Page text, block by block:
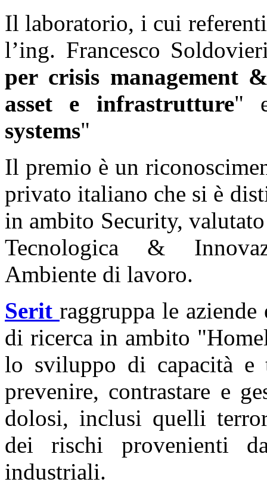
Il laboratorio, i cui
l’ing. Francesco
per crisis management
asset e infrastrutture"
systems"
Il premio è un
privato italiano che si è
in ambito Security,
Tecnologica &
Ambiente di lavoro.
Serit raggruppa le
di ricerca in ambito
lo sviluppo di capacità e
prevenire, contrastare e
dolosi, inclusi quelli
dei rischi provenienti
industriali.